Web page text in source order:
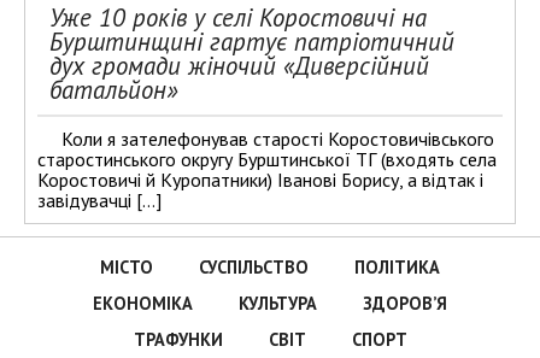
Уже 10 років у селі Коростовичі на
Бурштинщині гартує патріотичний
дух громади жіночий «Диверсійний
батальйон»
Коли я зателефонував старості Коростовичівського
старостинського округу Бурштинської ТГ (входять села
Коростовичі й Куропатники) Іванові Борису, а відтак і
завідувачці […]
МІСТО СУСПІЛЬСТВО
ПОЛІТИКА
ЕКОНОМІКА
КУЛЬТУРА
ЗДОРОВ’Я
ТРАФУНКИ
СВІТ СПОРТ